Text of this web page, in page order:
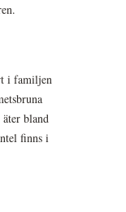
i familjen
bland
finns i